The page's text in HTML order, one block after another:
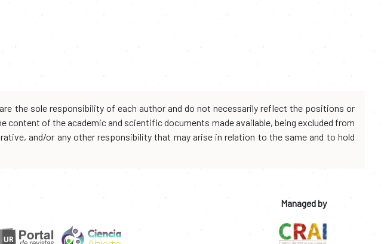
the sole responsibility of each author and do not necessarily reflect the positions or
of the academic and scientific documents made available, being excluded from
and/or any other responsibility that may arise in relation to the same and to hold
Managed by